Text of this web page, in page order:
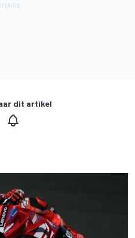
dit artikel